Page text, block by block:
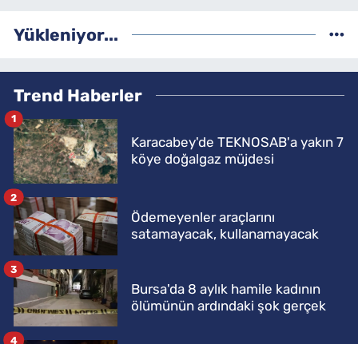
Yükleniyor...
Trend Haberler
Karacabey'de TEKNOSAB'a yakın 7
köye doğalgaz müjdesi
1
Ödemeyenler araçlarını
satamayacak, kullanamayacak
2
Bursa'da 8 aylık hamile kadının
ölümünün ardındaki şok gerçek
3
4